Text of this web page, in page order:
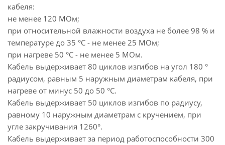
кабеля:
не менее 120 МОм;
при относительной влажности воздуха не более 98 % и
температуре до 35 °С - не менее 25 МОм;
при нагреве 50 °С - не менее 5 МОм.
Кабель выдерживает 80 циклов изгибов на угол 180 °
радиусом, равным 5 наружным диаметрам кабеля, при
нагреве от минус 50 до 50 °С.
Кабель выдерживает 50 циклов изгибов по радиусу,
равному 10 наружным диаметрам с кручением, при
угле закручивания 1260°.
Кабель выдерживает за период работоспособности 300